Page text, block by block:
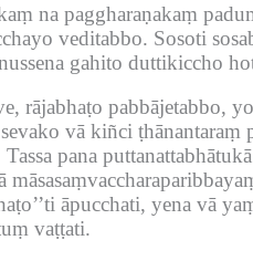
na paggharaṇakaṃ
veditabbo. Sosoti
gahito duttikiccho
rājabhaṭo pabbājetabbo,
vā kiñci
Tassa pana
āpucchati, yena vā
vaṭṭati.